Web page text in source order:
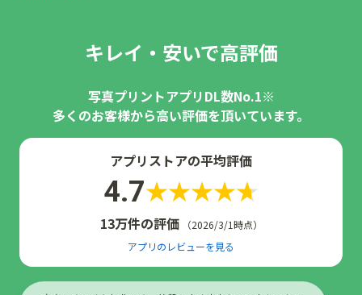
キレイ・安いで高評価
写真プリントアプリDL数No.1※
多くのお客様から高い評価を頂いています。
アプリストアの平均評価
4.7
13万件の評価
（2026/3/1時点）
アプリのレビューを見る